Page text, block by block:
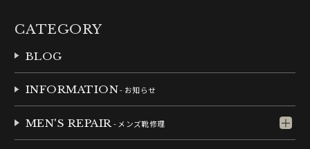
CATEGORY
BLOG
INFORMATION- お知らせ
MEN'S REPAIR- メンズ靴修理